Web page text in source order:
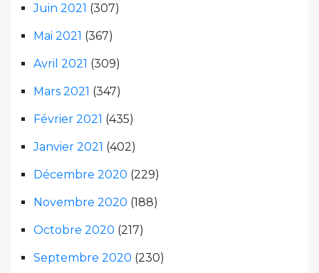
Juin 2021 (307)
Mai 2021 (367)
Avril 2021 (309)
Mars 2021 (347)
Février 2021 (435)
Janvier 2021 (402)
Décembre 2020 (229)
Novembre 2020 (188)
Octobre 2020 (217)
Septembre 2020 (230)